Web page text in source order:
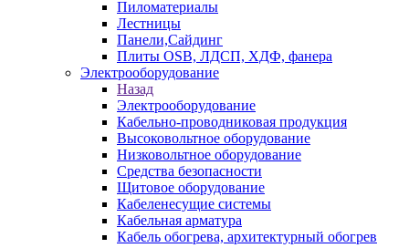
Пиломатериалы
Лестницы
Панели,Сайдинг
Плиты OSB, ЛДСП, ХДФ, фанера
Электрооборудование
Назад
Электрооборудование
Кабельно-проводниковая продукция
Высоковольтное оборудование
Низковольтное оборудование
Средства безопасности
Щитовое оборудование
Кабеленесущие системы
Кабельная арматура
Кабель обогрева, архитектурный обогрев